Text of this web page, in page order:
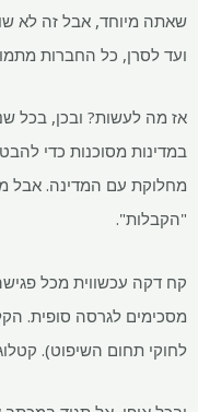
שאתה מיוחד, אבל זה לא
ועד לסרן, כל החברות
אז מה לעשות? ובכן, בכל
במדינות מסוכנות כדי
מחלוקת עם המדינה. אבל
"הקבלות".
קח דקה עכשווית מכל
מסכימים לגרסה סופית.
לחוקי תחום השיפוט).